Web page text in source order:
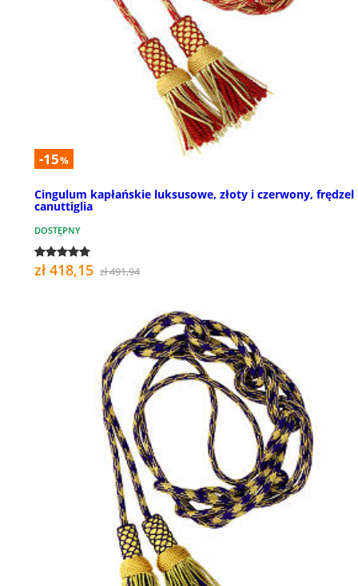
-15%
Cingulum kapłańskie luksusowe, złoty i czerwony, frędzel
canuttiglia
DOSTĘPNY
zł 418,15 zł 491,94